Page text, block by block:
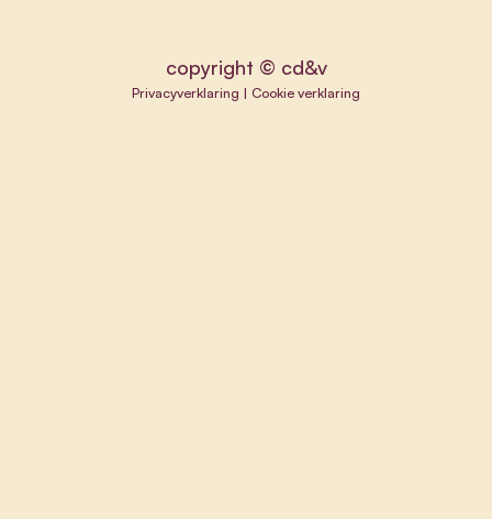
copyright © cd&v
Privacyverklaring | Cookie verklaring